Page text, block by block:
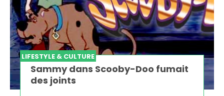
LIFESTYLE & CULTURE
Sammy dans Scooby-Doo fumait
des joints